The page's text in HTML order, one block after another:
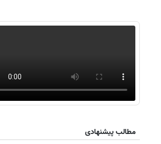
مطالب پیشنهادی
روزنامه‌های ورزشی شنبه ۱۷ مرداد ۱۴۰۵